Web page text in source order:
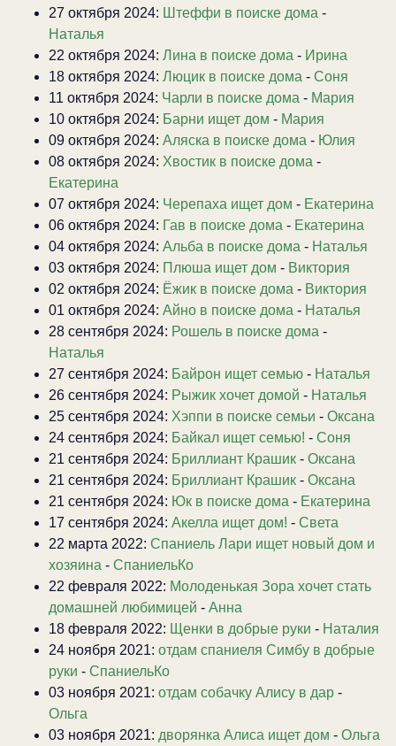
27 октября 2024: Штеффи в поиске дома -
Наталья
22 октября 2024: Лина в поиске дома - Ирина
18 октября 2024: Люцик в поиске дома - Соня
11 октября 2024: Чарли в поиске дома - Мария
10 октября 2024: Барни ищет дом - Мария
09 октября 2024: Аляска в поиске дома - Юлия
08 октября 2024: Хвостик в поиске дома -
Екатерина
07 октября 2024: Черепаха ищет дом - Екатерина
06 октября 2024: Гав в поиске дома - Екатерина
04 октября 2024: Альба в поиске дома - Наталья
03 октября 2024: Плюша ищет дом - Виктория
02 октября 2024: Ёжик в поиске дома - Виктория
01 октября 2024: Айно в поиске дома - Наталья
28 сентября 2024: Рошель в поиске дома -
Наталья
27 сентября 2024: Байрон ищет семью - Наталья
26 сентября 2024: Рыжик хочет домой - Наталья
25 сентября 2024: Хэппи в поиске семьи - Оксана
24 сентября 2024: Байкал ищет семью! - Соня
21 сентября 2024: Бриллиант Крашик - Оксана
21 сентября 2024: Бриллиант Крашик - Оксана
21 сентября 2024: Юк в поиске дома - Екатерина
17 сентября 2024: Акелла ищет дом! - Света
22 марта 2022: Спаниель Лари ищет новый дом и
хозяина - СпаниельКо
22 февраля 2022: Молоденькая Зора хочет стать
домашней любимицей - Анна
18 февраля 2022: Щенки в добрые руки - Наталия
24 ноября 2021: отдам спаниеля Симбу в добрые
руки - СпаниельКо
03 ноября 2021: отдам собачку Алису в дар -
Ольга
03 ноября 2021: дворянка Алиса ищет дом - Ольга